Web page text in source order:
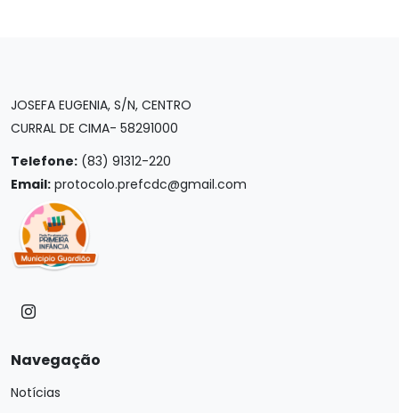
JOSEFA EUGENIA, S/N, CENTRO
CURRAL DE CIMA- 58291000
Telefone: (83) 91312-220
Email: protocolo.prefcdc@gmail.com
Navegação
Notícias